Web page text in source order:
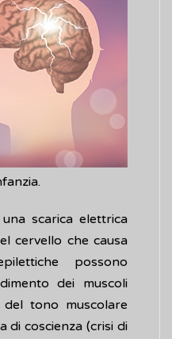
scarica elettrica
cervello che causa
possono
dei muscoli
tono muscolare
di coscienza (crisi di